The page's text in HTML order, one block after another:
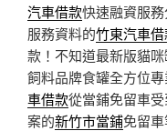
汽車借款快速融資服
服務資料的竹東汽車
款！不知道最新版貓
飼料品牌食罐全方位
車借款從當鋪免留車
案的新竹市當鋪免留